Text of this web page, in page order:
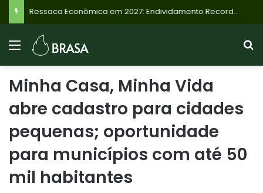
Ressaca Econômica em 2027: Endividamento Recorde de Famílias Brasileiras Sinaliza Desaceleração e Riscos
Minha Casa, Minha Vida
abre cadastro para cidades
pequenas; oportunidade
para municípios com até 50
mil habitantes